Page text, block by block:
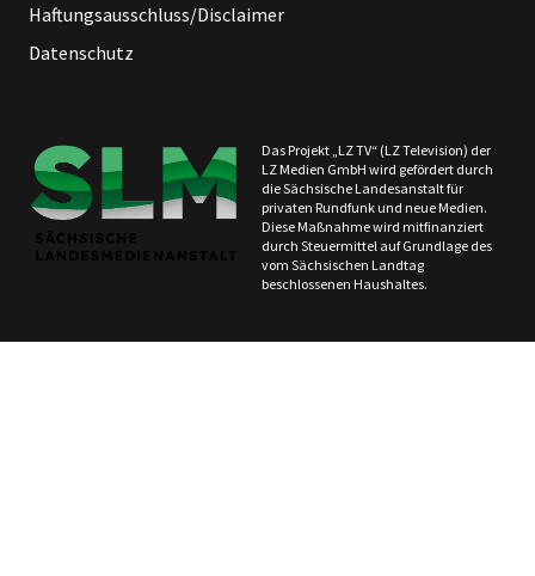
Haftungsausschluss/Disclaimer
Datenschutz
Das Projekt „LZ TV“ (LZ Television) der
LZ Medien GmbH wird gefördert durch
die Sächsische Landesanstalt für
privaten Rundfunk und neue Medien.
Diese Maßnahme wird mitfinanziert
durch Steuermittel auf Grundlage des
vom Sächsischen Landtag
beschlossenen Haushaltes.